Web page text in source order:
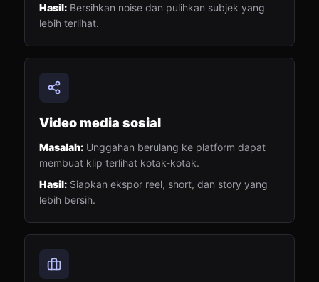
Hasil: Bersihkan noise dan pulihkan subjek yang
lebih terlihat.
Video media sosial
Masalah: Unggahan berulang ke platform dapat
membuat klip terlihat kotak-kotak.
Hasil: Siapkan ekspor reel, short, dan story yang
lebih bersih.